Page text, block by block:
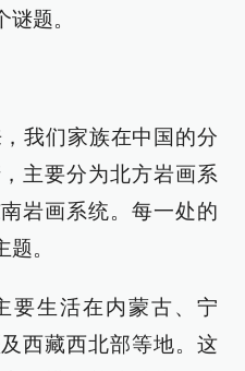
题。
我们家族在中国的分
主要分为北方岩画系
岩画系统。每一处的
。
要生活在内蒙古、宁
西藏西北部等地。这